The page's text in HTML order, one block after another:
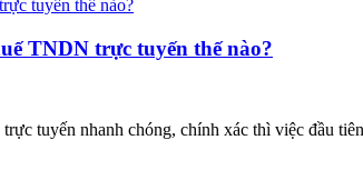
TNDN trực tuyến thế nào?
tuyến nhanh chóng, chính xác thì việc đầu